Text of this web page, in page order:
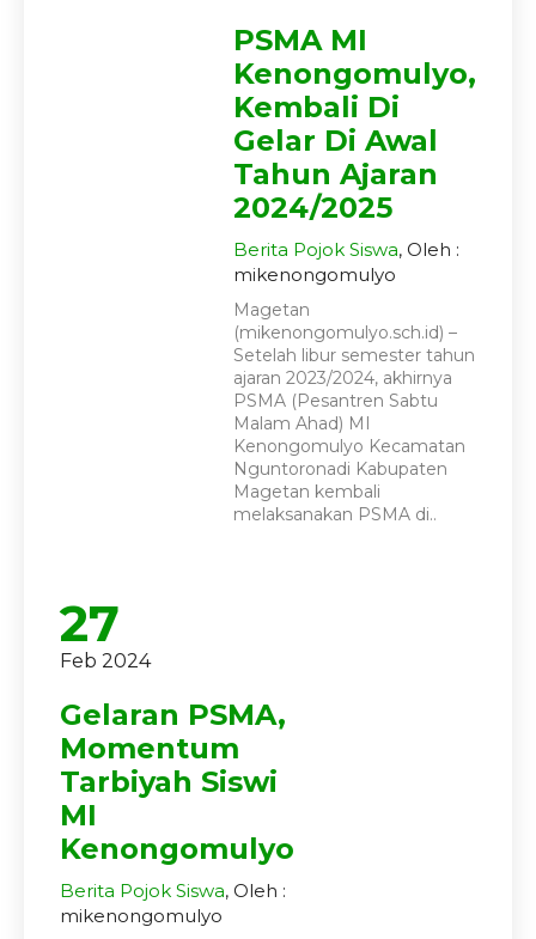
PSMA MI
Kenongomulyo,
Kembali Di
Gelar Di Awal
Tahun Ajaran
2024/2025
Berita Pojok Siswa, Oleh :
mikenongomulyo
Magetan
(mikenongomulyo.sch.id) –
Setelah libur semester tahun
ajaran 2023/2024, akhirnya
PSMA (Pesantren Sabtu
Malam Ahad) MI
Kenongomulyo Kecamatan
Nguntoronadi Kabupaten
Magetan kembali
melaksanakan PSMA di..
27
Feb 2024
Gelaran PSMA,
Momentum
Tarbiyah Siswi
MI
Kenongomulyo
Berita Pojok Siswa, Oleh :
mikenongomulyo